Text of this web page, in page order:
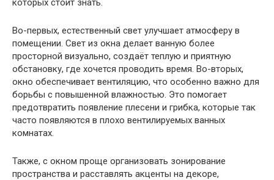
которых стоит знать.
Во-первых, естественный свет улучшает атмосферу в
помещении. Свет из окна делает ванную более
просторной визуально, создаёт теплую и приятную
обстановку, где хочется проводить время. Во-вторых,
окно обеспечивает вентиляцию, что особенно важно для
борьбы с повышенной влажностью. Это помогает
предотвратить появление плесени и грибка, которые так
часто появляются в плохо вентилируемых ванных
комнатах.
Также, с окном проще организовать зонирование
пространства и расставлять акценты на декоре,